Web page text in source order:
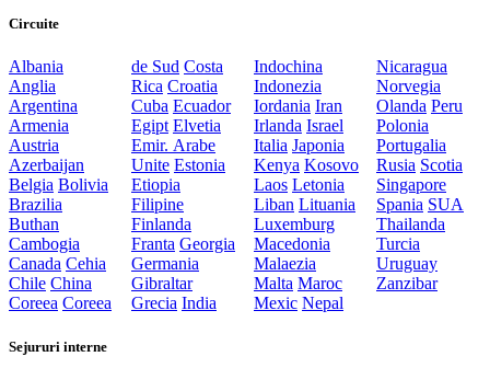
Circuite
Albania
Anglia
Argentina
Armenia
Austria
Azerbaijan
Belgia Bolivia
Brazilia
Buthan
Cambogia
Canada Cehia
Chile China
Coreea Coreea
de Sud Costa
Rica Croatia
Cuba Ecuador
Egipt Elvetia
Emir. Arabe
Unite Estonia
Etiopia
Filipine
Finlanda
Franta Georgia
Germania
Gibraltar
Grecia India
Indochina
Indonezia
Iordania Iran
Irlanda Israel
Italia Japonia
Kenya Kosovo
Laos Letonia
Liban Lituania
Luxemburg
Macedonia
Malaezia
Malta Maroc
Mexic Nepal
Nicaragua
Norvegia
Olanda Peru
Polonia
Portugalia
Rusia Scotia
Singapore
Spania SUA
Thailanda
Turcia
Uruguay
Zanzibar
Sejururi interne